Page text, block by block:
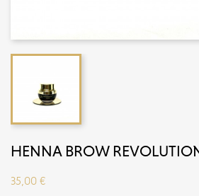
HENNA BROW
35,00 €